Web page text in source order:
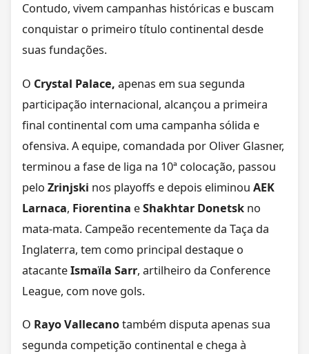
Contudo, vivem campanhas históricas e buscam
conquistar o primeiro título continental desde
suas fundações.
O Crystal Palace, apenas em sua segunda
participação internacional, alcançou a primeira
final continental com uma campanha sólida e
ofensiva. A equipe, comandada por Oliver Glasner,
terminou a fase de liga na 10ª colocação, passou
pelo Zrinjski nos playoffs e depois eliminou AEK
Larnaca, Fiorentina eShakhtar Donetsk no
mata-mata. Campeão recentemente da Taça da
Inglaterra, tem como principal destaque o
atacanteIsmaïla Sarr, artilheiro da Conference
League, com nove gols.
O Rayo Vallecanotambém disputa apenas sua
segunda competição continental e chega à